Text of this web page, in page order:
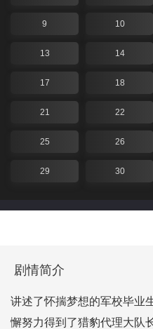
9 10
13 14
17 18
21 22
25 26
29 30
剧情简介
讲述了怀揣梦想的军校毕业
懈努力得到了猎豹代理大队